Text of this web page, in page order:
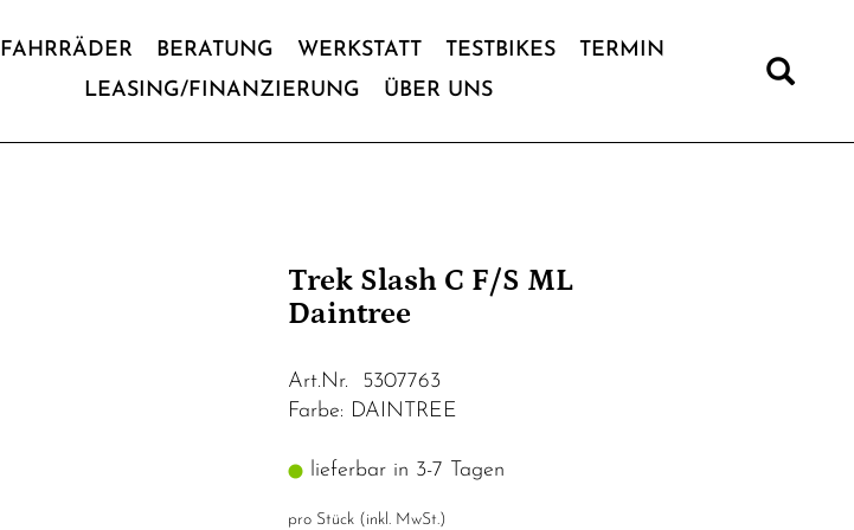
FAHRRÄDER BERATUNG WERKSTATT TESTBIKES
TERMIN
LEASING/FINANZIERUNG
ÜBER UNS
Trek Slash C F/S ML
Daintree
Art.Nr. 5307763
Farbe: DAINTREE
lieferbar in 3-7 Tagen
pro Stück (inkl. MwSt.)